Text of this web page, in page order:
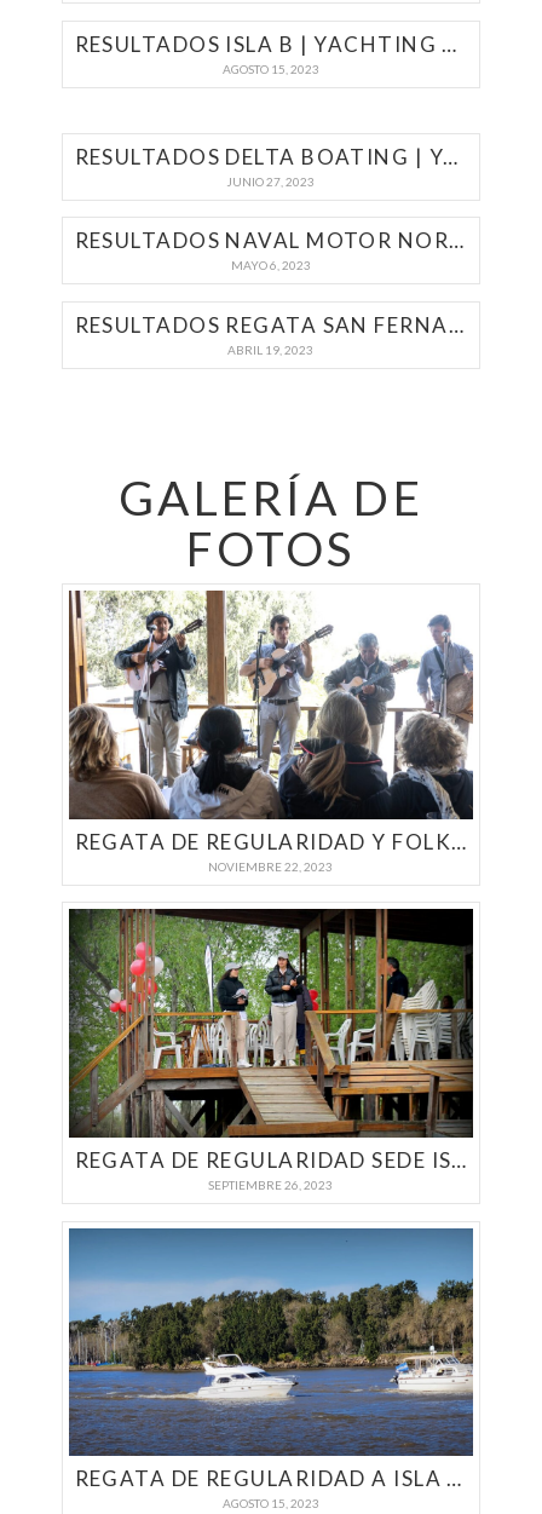
RESULTADOS ISLA B | YACHTING A MOTOR 2023
AGOSTO 15, 2023
RESULTADOS DELTA BOATING | YACHTING A MOTOR 2023
JUNIO 27, 2023
RESULTADOS NAVAL MOTOR NORDELTA | YACHTING A MOTOR 2023
MAYO 6, 2023
RESULTADOS REGATA SAN FERNANDO – ISLA ZÁRATE | YACHTING A MOTOR 2023
ABRIL 19, 2023
GALERÍA DE
FOTOS
REGATA DE REGULARIDAD Y FOLKLORE EN SEDE ISLA ZÁRATE | YACHTING A MOTOR 2023
NOVIEMBRE 22, 2023
REGATA DE REGULARIDAD SEDE ISLA ZÁRATE | YACHTING A MOTOR 2023
SEPTIEMBRE 26, 2023
REGATA DE REGULARIDAD A ISLA NAZAR ANCHORENA DEL CNSI | YACHTING A MOTOR 2023
AGOSTO 15, 2023